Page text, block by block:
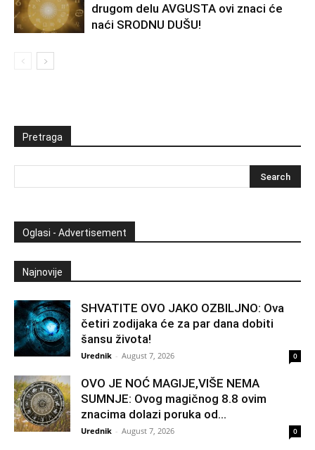
drugom delu AVGUSTA ovi znaci će
naći SRODNU DUŠU!
Pretraga
Oglasi - Advertisement
Najnovije
SHVATITE OVO JAKO OZBILJNO: Ova
četiri zodijaka će za par dana dobiti
šansu života!
Urednik - August 7, 2026 0
OVO JE NOĆ MAGIJE,VIŠE NEMA
SUMNJE: Ovog magičnog 8.8 ovim
znacima dolazi poruka od...
Urednik - August 7, 2026 0